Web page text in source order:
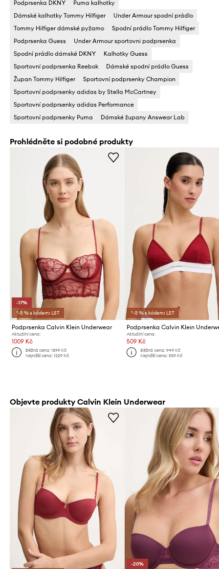
Podprsenka DKNY
Puma kalhotky
Dámské kalhotky Tommy Hilfiger
Under Armour spodní prádlo
Tommy Hilfiger dámské pyžamo
Spodní prádlo Tommy Hilfiger
Podprsenka Guess
Under Armour sportovni podprsenka
Spodní prádlo dámské DKNY
Kalhotky Guess
Sportovní podprsenka Reebok
Dámské spodní prádlo Guess
Župan Tommy Hilfiger
Sportovní podprsenky Champion
Sportovní podprsenky adidas by Stella McCartney
Sportovní podprsenky adidas Performance
Sportovní podprsenky Puma
Dámské župany Answear Lab
Prohlédněte si podobné produkty
-17%
*-5 % s kódem: LST
Podprsenka Calvin Klein Underwear
Aktuální cena:
1009 Kč
Běžná cena:1899 Kč
Nejnižší cena:1229 Kč
*-5 % s kódem: LST
Podprsenka Calvin Klein
Aktuální cena:
509 Kč
Běžná cena: 949 Kč
Nejnižší cena: 559 Kč
Objevte produkty Calvin Klein Underwear
-20%